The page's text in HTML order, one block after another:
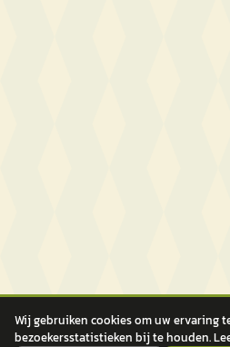
Wij gebruiken cookies om uw ervaring
bezoekersstatistieken bij te houden.